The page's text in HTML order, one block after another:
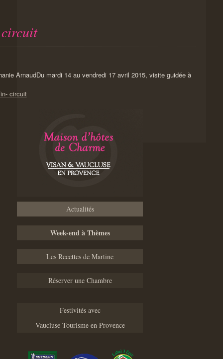
Du mardi 14 au vendredi 17 avril 2015, visite guidée à
circuit
Actualités
Week-end à Thèmes
Les Recettes de Martine
Réserver une Chambre
Festivités avec
Vaucluse Tourisme en Provence